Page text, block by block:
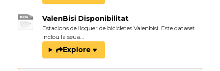
ValenBisi Disponibilitat
Estacions de lloguer de bicicletes Valenbisi. Este dataset
inclou la seua...
Explore